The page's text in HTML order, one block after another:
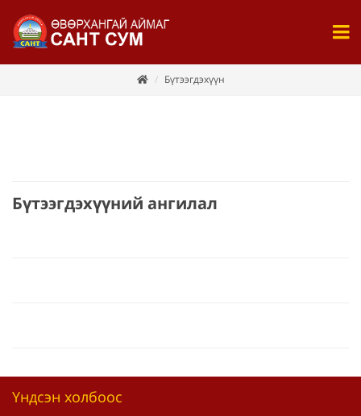
Бүтээгдэхүүн
Бүтээгдэхүүний ангилал
Үндсэн холбоос